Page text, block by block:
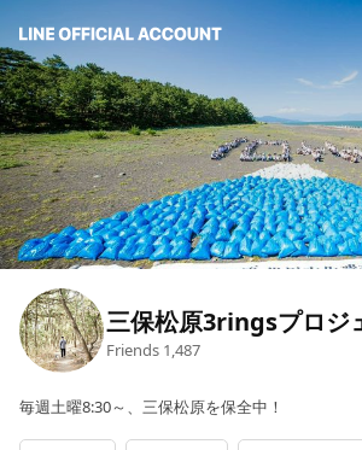
三保松原3ringsプロジ
Friends 1,487
毎週土曜8:30～、三保松原を保全中！